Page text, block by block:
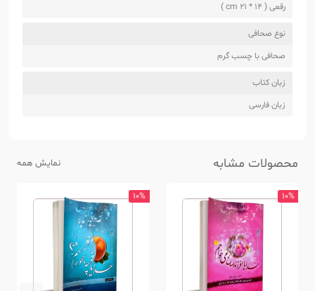
رقعی ( 14 * 21 cm )
نوع صحافی
صحافی با چسب گرم
زبان کتاب
زبان فارسی
محصولات مشابه نمایش همه
10%
10%